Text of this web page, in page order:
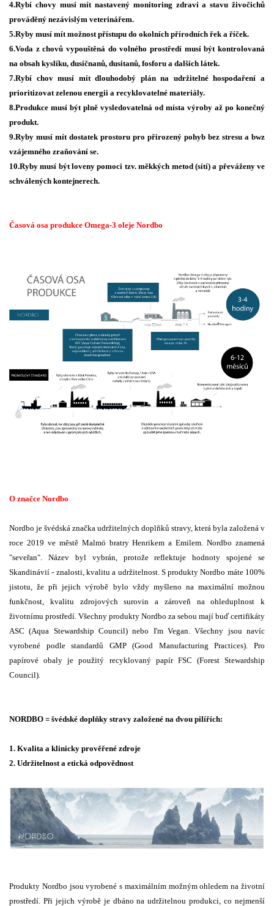
4.Rybí chovy musí mít nastavený monitoring zdraví a stavu živočichů
prováděný nezávislým veterinářem.
5.Ryby musí mít možnost přístupu do okolních přírodních řek a říček.
6.Voda z chovů vypouštěná do volného prostředí musí být kontrolovaná
na obsah kyslíku, dusičnanů, dusitanů, fosforu a dalších látek.
7.Rybí chov musí mít dlouhodobý plán na udržitelné hospodaření a
prioritizovat zelenou energii a recyklovatelné materiály.
8.Produkce musí být plně vysledovatelná od místa výroby až po konečný
produkt.
9.Ryby musí mít dostatek prostoru pro přirozený pohyb bez stresu a bwz
vzájemného zraňování se.
10.Ryby musí být loveny pomoci tzv. měkkých metod (sítí) a převáženy ve
schválených kontejnerech.
Časová osa produkce Omega-3 oleje Nordbo
O značce Nordbo
Nordbo je švédská značka udržitelných doplňků stravy, která byla založená v
roce 2019 ve městě Malmö bratry Henrikem a Emilem. Nordbo znamená
"seveřan". Název byl vybrán, protože reflektuje hodnoty spojené se
Skandinávií - znalosti, kvalitu a udržitelnost. S produkty Nordbo máte 100%
jistotu, že při jejich výrobě bylo vždy myšleno na maximální možnou
funkčnost, kvalitu zdrojových surovin a zároveň na ohleduplnost k
životnímu prostředí. Všechny produkty Nordbo za sebou mají buď certifikáty
ASC (Aqua Stewardship Council) nebo I'm Vegan. Všechny jsou navíc
vyrobené podle standardů GMP (Good Manufacturing Practices). Pro
papírové obaly je použitý recyklovaný papír FSC (Forest Stewardship
Council).
NORDBO = švédské doplňky stravy založené na dvou pilířích:
1. Kvalita a klinicky prověřené zdroje
2. Udržitelnost a etická odpovědnost
Produkty Nordbo jsou vyrobené s maximálním možným ohledem na životní
prostředí. Při jejich výrobě je dbáno na udržitelnou produkci, co nejmenší